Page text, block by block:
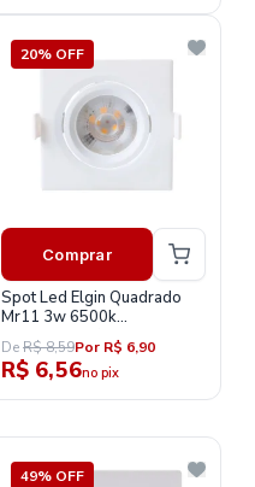
20% OFF
Comprar
Spot Led Elgin Quadrado
Mr11 3w 6500k
48spot3wqbf0
DeR$ 8,59Por R$ 6,90
R$ 6,56no pix
49% OFF